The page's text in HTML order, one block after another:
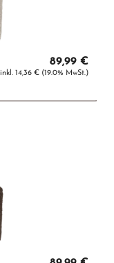
89,99 €
inkl. 14,36 € (19.0% MwSt.)